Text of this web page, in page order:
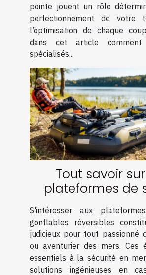
pointe jouent un rôle
perfectionnement de votre
l’optimisation de chaque
dans cet article
spécialisés...
Tout savoir
plateformes de
gonflables
S'intéresser aux
gonflables réversibles
judicieux pour tout passionné
ou aventurier des mers. Ces
essentiels à la sécurité en
solutions ingénieuses en